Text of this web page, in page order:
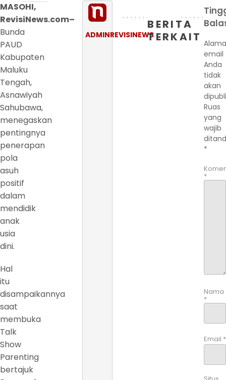
MASOHI,
RevisiNews.com–
Bunda
PAUD
Kabupaten
Maluku
Tengah,
Asnawiyah
Sahubawa,
menegaskan
pentingnya
penerapan
pola
asuh
positif
dalam
mendidik
anak
usia
dini.
Hal
itu
disampaikannya
saat
membuka
Talk
Show
Parenting
bertajuk
ADMINREVISINEWS
BERITA
TERKAIT
email
Anda
tidak
akan
Ruas
yang
wajib
*
*
Nama
*
Email *